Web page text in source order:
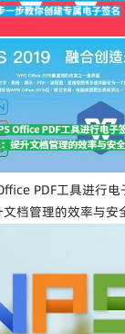
PDF电子签名入门指
建专属电子签名
PDF工具进行电
档管理的效率与安